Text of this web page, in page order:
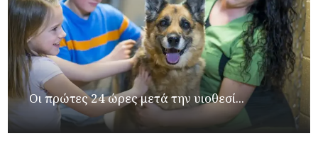
Οι πρώτες 24 ώρες μετά την υιοθεσί...